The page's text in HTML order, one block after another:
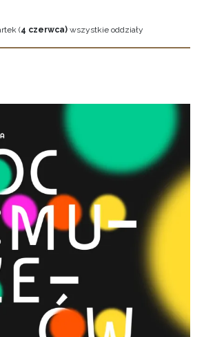
(4 czerwca) wszystkie oddziały